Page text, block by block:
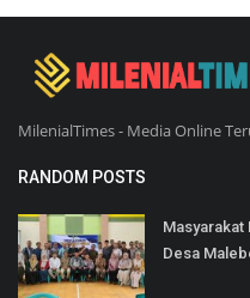
MilenialTimes - Media Online
RANDOM POSTS
Masyarakat
Desa